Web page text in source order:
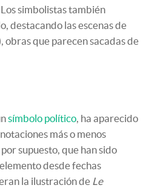
simbolistas también
destacando las escenas de
que parecen sacadas de
símbolo político , ha aparecido
más o menos
supuesto, que han sido
desde fechas
la ilustración de Le